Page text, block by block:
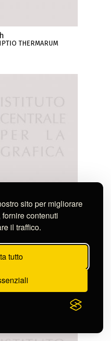
sito per migliorare
contenuti
il traffico.
tutto
THERMARUM